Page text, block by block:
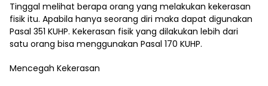
Tinggal melihat berapa orang yang melakukan kekerasan
fisik itu. Apabila hanya seorang diri maka dapat digunakan
Pasal 351 KUHP. Kekerasan fisik yang dilakukan lebih dari
satu orang bisa menggunakan Pasal 170 KUHP.
Mencegah Kekerasan